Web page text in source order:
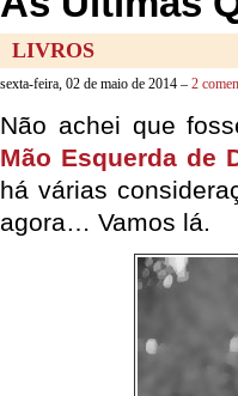
LIVROS
sexta-feira, 02 de maio de 2014 – 2
Não achei que
Mão Esquerda de
há várias
agora… Vamos lá.